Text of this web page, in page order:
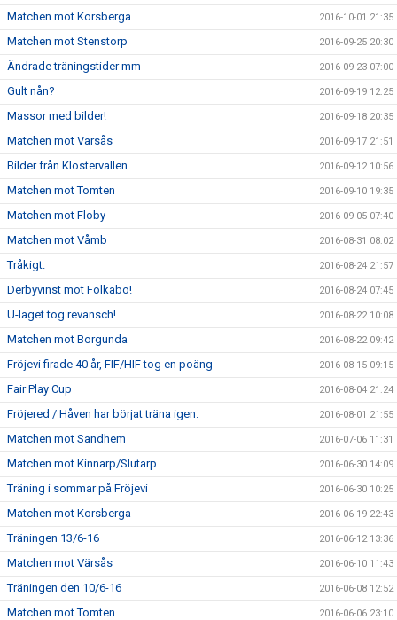
Matchen mot Korsberga 2016-10-01 21:35
Matchen mot Stenstorp 2016-09-25 20:30
Ändrade träningstider mm 2016-09-23 07:00
Gult nån? 2016-09-19 12:25
Massor med bilder! 2016-09-18 20:35
Matchen mot Värsås 2016-09-17 21:51
Bilder från Klostervallen 2016-09-12 10:56
Matchen mot Tomten 2016-09-10 19:35
Matchen mot Floby 2016-09-05 07:40
Matchen mot Våmb 2016-08-31 08:02
Tråkigt. 2016-08-24 21:57
Derbyvinst mot Folkabo! 2016-08-24 07:45
U-laget tog revansch! 2016-08-22 10:08
Matchen mot Borgunda 2016-08-22 09:42
Fröjevi firade 40 år, FIF/HIF tog en poäng 2016-08-15 09:15
Fair Play Cup 2016-08-04 21:24
Fröjered / Håven har börjat träna igen. 2016-08-01 21:55
Matchen mot Sandhem 2016-07-06 11:31
Matchen mot Kinnarp/Slutarp 2016-06-30 14:09
Träning i sommar på Fröjevi 2016-06-30 10:25
Matchen mot Korsberga 2016-06-19 22:43
Träningen 13/6-16 2016-06-12 13:36
Matchen mot Värsås 2016-06-10 11:43
Träningen den 10/6-16 2016-06-08 12:52
Matchen mot Tomten 2016-06-06 23:10